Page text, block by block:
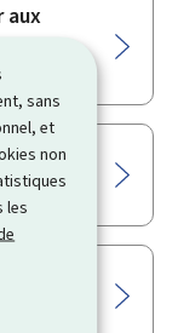
sans
et
non
les
aux